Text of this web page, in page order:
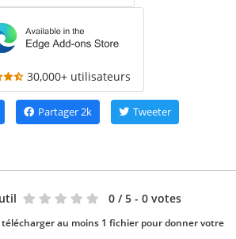
30,000+ utilisateurs
Partager2k Tweeter
0 / 5 - 0 votes
au moins 1 fichier pour donner votre